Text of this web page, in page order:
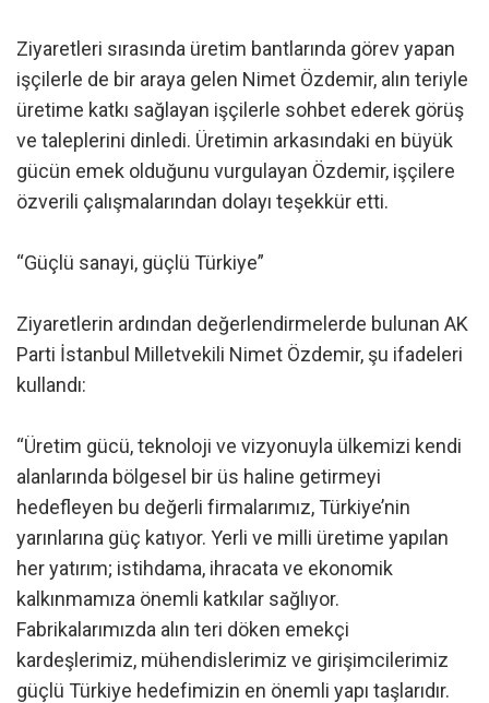
Ziyaretleri sırasında üretim bantlarında görev yapan
işçilerle de bir araya gelen Nimet Özdemir, alın teriyle
üretime katkı sağlayan işçilerle sohbet ederek görüş
ve taleplerini dinledi. Üretimin arkasındaki en büyük
gücün emek olduğunu vurgulayan Özdemir, işçilere
özverili çalışmalarından dolayı teşekkür etti.
“Güçlü sanayi, güçlü Türkiye”
Ziyaretlerin ardından değerlendirmelerde bulunan AK
Parti İstanbul Milletvekili Nimet Özdemir, şu ifadeleri
kullandı:
“Üretim gücü, teknoloji ve vizyonuyla ülkemizi kendi
alanlarında bölgesel bir üs haline getirmeyi
hedefleyen bu değerli firmalarımız, Türkiye’nin
yarınlarına güç katıyor. Yerli ve milli üretime yapılan
her yatırım; istihdama, ihracata ve ekonomik
kalkınmamıza önemli katkılar sağlıyor.
Fabrikalarımızda alın teri döken emekçi
kardeşlerimiz, mühendislerimiz ve girişimcilerimiz
güçlü Türkiye hedefimizin en önemli yapı taşlarıdır.